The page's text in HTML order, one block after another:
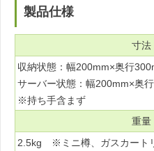
製品仕様
寸法
収納状態：幅200mm×奥行
サーバー状態：幅200mm×奥
※持ち手含まず
重量
2.5kg ※ミニ樽、ガスカート